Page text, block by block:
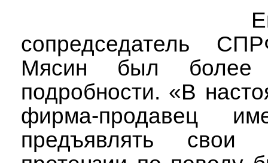
сопредседатель
Мясин был
подробности. «В
фирма-продавец
предъявлять свои